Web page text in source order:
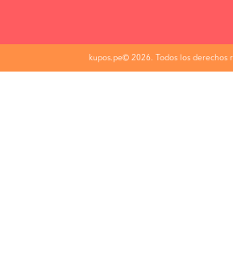
kupos.pe© 2026. Todos los derechos